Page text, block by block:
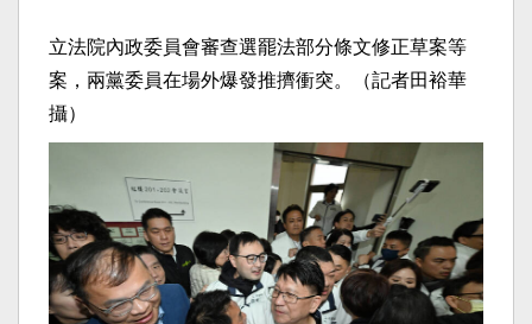
立法院內政委員會審查選罷法部分條文修正草案等
案，兩黨委員在場外爆發推擠衝突。（記者田裕華
攝）